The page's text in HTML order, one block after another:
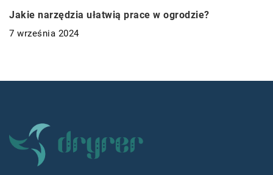
Jakie narzędzia ułatwią prace w ogrodzie?
7 września 2024